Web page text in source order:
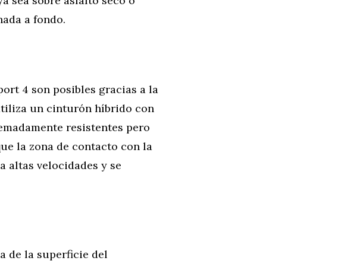
a fondo.
4 son posibles gracias a la
un cinturón híbrido con
resistentes pero
la zona de contacto con la
altas velocidades y se
de la superficie del